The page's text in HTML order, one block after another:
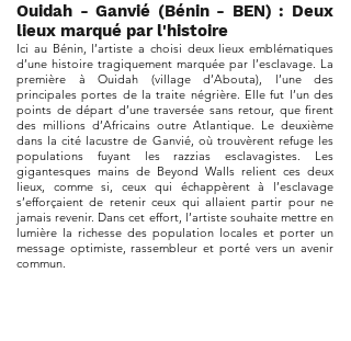
Ouidah - Ganvié (Bénin - BEN) : Deux
lieux marqué par l'histoire
Ici au Bénin, l’artiste a choisi deux lieux emblématiques
d’une histoire tragiquement marquée par l’esclavage. La
première à Ouidah (village d’Abouta), l’une des
principales portes de la traite négrière. Elle fut l’un des
points de départ d’une traversée sans retour, que firent
des millions d’Africains outre Atlantique. Le deuxième
dans la cité lacustre de Ganvié, où trouvèrent refuge les
populations fuyant les razzias esclavagistes. Les
gigantesques mains de Beyond Walls relient ces deux
lieux, comme si, ceux qui échappèrent à l’esclavage
s’efforçaient de retenir ceux qui allaient partir pour ne
jamais revenir. Dans cet effort, l’artiste souhaite mettre en
lumière la richesse des population locales et porter un
message optimiste, rassembleur et porté vers un avenir
commun.